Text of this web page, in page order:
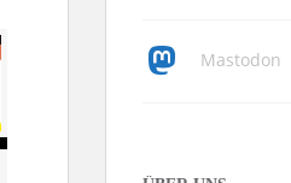
Mastodon